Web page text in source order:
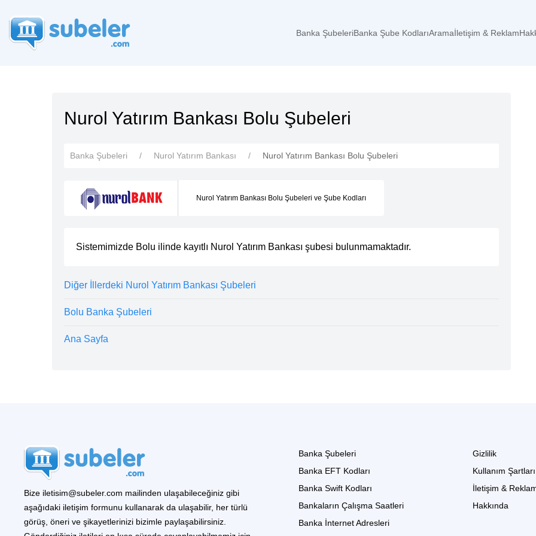
Banka ŞubeleriBanka Şube KodlarıAramaİletişim & Reklam
Nurol Yatırım Bankası Bolu Şubeleri
Banka Şubeleri Nurol Yatırım Bankası Nurol Yatırım Bankası Bolu Şubeleri
Nurol Yatırım Bankası Bolu Şubeleri ve Şube Kodları
Sistemimizde Bolu ilinde kayıtlı Nurol Yatırım Bankası şubesi bulunmamaktadır.
Diğer İllerdeki Nurol Yatırım Bankası Şubeleri
Bolu Banka Şubeleri
Ana Sayfa
Bize iletisim@subeler.com mailinden ulaşabileceğiniz gibi
aşağıdaki iletişim formunu kullanarak da ulaşabilir, her türlü
görüş, öneri ve şikayetlerinizi bizimle paylaşabilirsiniz.
Banka Şubeleri
Banka EFT Kodları
Banka Swift Kodları
Bankaların Çalışma Saatleri
Banka İnternet Adresleri
Gizlilik
Kullanım Şartları
İletişim &
Hakkında